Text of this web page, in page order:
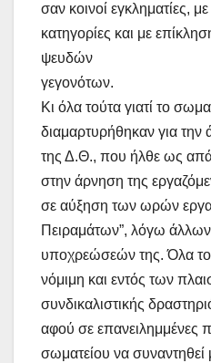
σαν κοινοί εγκληματίες,
κατηγορίες και με
ψευδών
γεγονότων.
Κι όλα τούτα γιατί το
διαμαρτυρήθηκαν για την
της Δ.Θ., που ήλθε ως
στην άρνηση της
σε αύξηση των ωρών
Πειραμάτων”, λόγω
υποχρεώσεών της. Όλα
νόμιμη και εντός των
συνδικαλιστικής
αφού σε επανειλημμένες
σωματείου να συναντηθεί